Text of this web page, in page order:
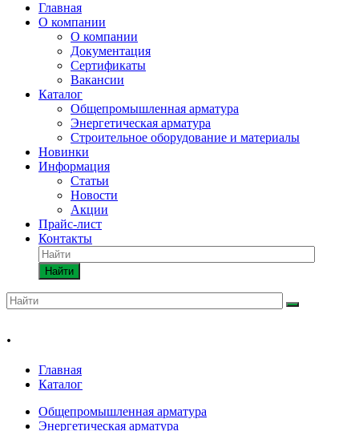
Главная
О компании
О компании
Документация
Сертификаты
Вакансии
Каталог
Общепромышленная арматура
Энергетическая арматура
Строительное оборудование и материалы
Новинки
Информация
Статьи
Новости
Акции
Прайс-лист
Контакты
Найти
.
Главная
Каталог
Общепромышленная арматура
Энергетическая арматура